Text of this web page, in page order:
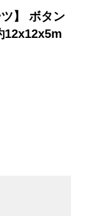
】 ボタン
12x12x5m